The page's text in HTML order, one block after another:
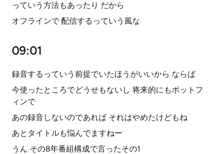
っていう方法もあったり だから
オフラインで 配信するっていう風な
09:01
録音するっていう前提でいたほうがいいから ならば
今使ったところでどうせもないし 将来的にもポットフ
ィンで
あの録音しないのであれば それはやめたけどもね
あとタイトルも悩んでますねー
うん その8年番組構成で言ったその1